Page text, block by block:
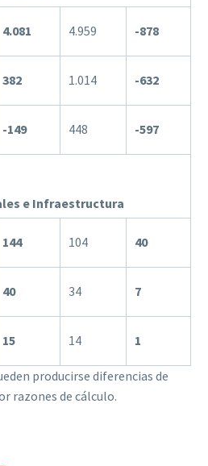
4.081 4.959 -878
382 1.014 -632
-149 448 -597
e Infraestructura
144 104 40
40 34 7
15 14 1
producirse diferencias de
razones de cálculo.